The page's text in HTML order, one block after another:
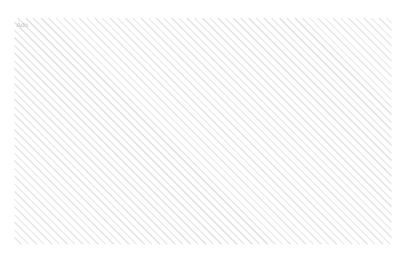
Ads